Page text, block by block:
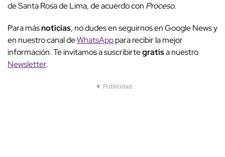
de Santa Rosa de Lima, de acuerdo con Proceso.
Para másnoticias, no dudes en seguirnos en Google News y
en nuestro canal deWhatsApppara recibir la mejor
información. Te invitamos a suscribirtegratisa nuestro
Newsletter.
▼ Publicidad